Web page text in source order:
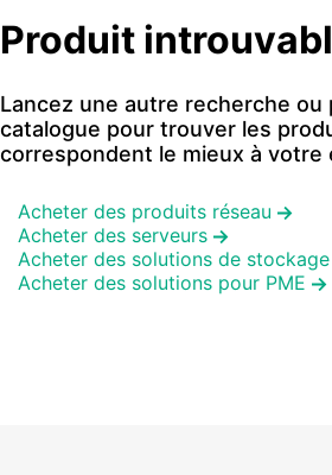
Produit
Lancez une autre recherche ou
catalogue pour trouver les
correspondent le mieux à votre
Acheter des produits réseau
Acheter des serveurs
Acheter des solutions de stockage
Acheter des solutions pour PME